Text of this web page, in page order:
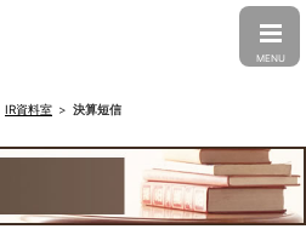
CLOSE
MENU
IR資料室 決算短信